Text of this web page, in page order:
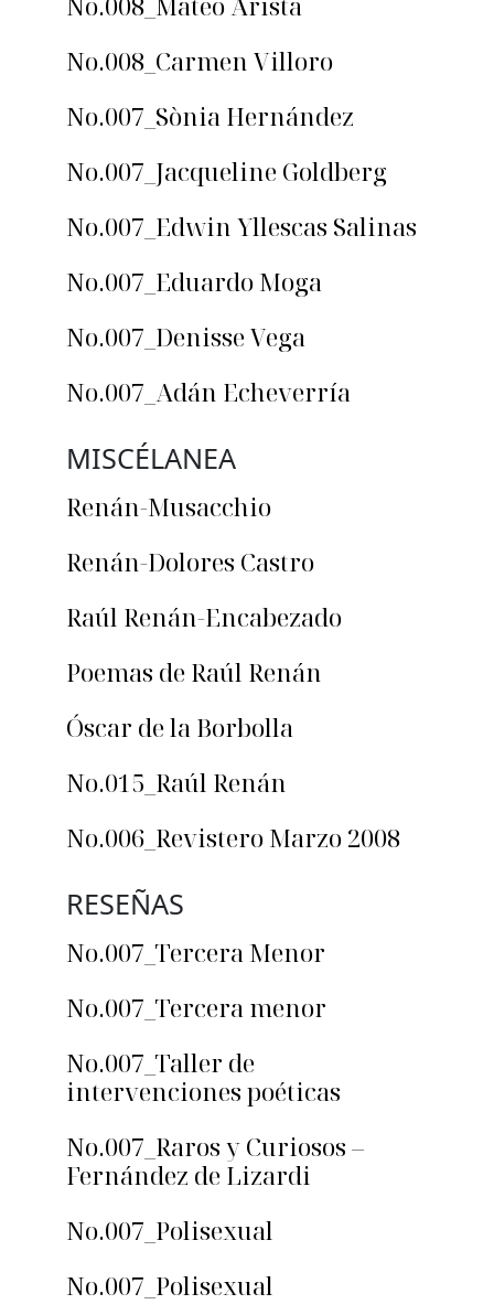
No.008_Carmen Villoro
No.007_Sònia Hernández
No.007_Jacqueline Goldberg
No.007_Edwin Yllescas Salinas
No.007_Eduardo Moga
No.007_Denisse Vega
No.007_Adán Echeverría
MISCÉLANEA
Renán-Musacchio
Renán-Dolores Castro
Raúl Renán-Encabezado
Poemas de Raúl Renán
Óscar de la Borbolla
No.015_Raúl Renán
No.006_Revistero Marzo 2008
RESEÑAS
No.007_Tercera Menor
No.007_Tercera menor
No.007_Taller de
intervenciones poéticas
No.007_Raros y Curiosos –
Fernández de Lizardi
No.007_Polisexual
No.007_Polisexual